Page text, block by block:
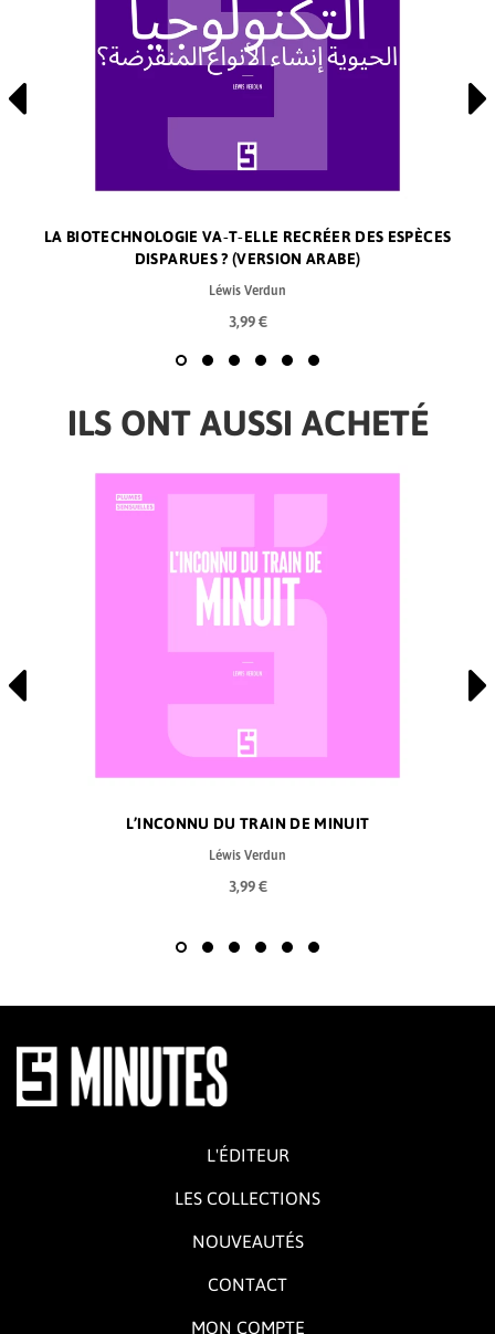
LA BIOTECHNOLOGIE VA‑T‑ELLE RECRÉER DES ESPÈCES
DISPARUES ? (VERSION ARABE)
Léwis Verdun
3,99 €
ILS ONT AUSSI ACHETÉ
L’INCONNU DU TRAIN DE MINUIT
Léwis Verdun
3,99 €
L'ÉDITEUR
LES COLLECTIONS
NOUVEAUTÉS
CONTACT
MON COMPTE